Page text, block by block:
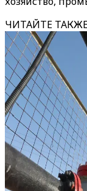
ЧИТАЙТЕ